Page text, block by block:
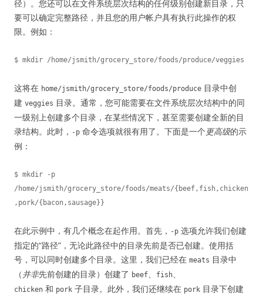
径）。您还可以在文件系统层次结构的任何级别创建新目录，只
要可以确定完整路径，并且您的用户帐户具有执行此操作的权
限。例如：
这将在 home/jsmith/grocery_store/foods/produce 目录中创
建 veggies 目录。通常，您可能需要在文件系统层次结构中的同
一级别上创建多个目录，在某些情况下，甚至需要创建全新的目
录结构。此时， -p 命令选项就很有用了。下面是一个 更高级的示
例：
$ mkdir -p
/home/jsmith/grocery_store/foods/meats/{beef,fish,chicken
在此示例中，有几个概念在起作用。首先， -p 选项允许我们创建
指定的“路径”，无论此路径中的目录先前是否已创建。使用括
号，可以同时创建多个目录。这里，我们已经在 meats 目录中
（ 并非先前创建的目录）创建了 beef fish
chicken 和 pork 子目录。此外，我们还继续在 pork 目录下创建